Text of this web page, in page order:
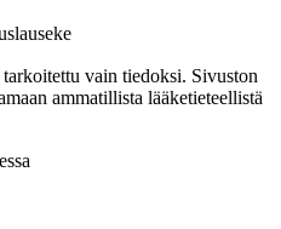
vain tiedoksi. Sivuston
ammatillista lääketieteellistä